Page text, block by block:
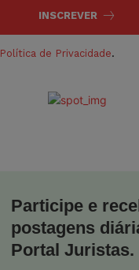
INSCREVER
Política de Privacidade.
Participe e
postagens
Portal Juristas.